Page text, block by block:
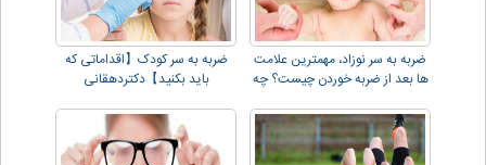
ضربه به سر نوزاد، مهمترین علامت
ها بعد از ضربه خوردن چیست؟ چه
ضربه به سر کودک【اقداماتی که
باید بکنید】دکتردهقانی